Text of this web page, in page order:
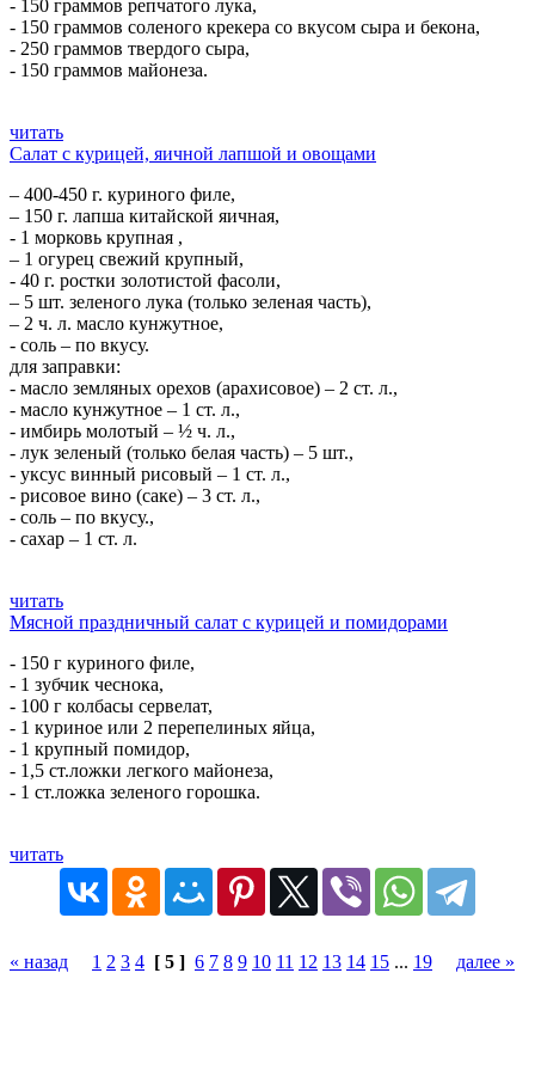
- 150 граммов репчатого лука,
- 150 граммов соленого крекера со вкусом сыра и бекона,
- 250 граммов твердого сыра,
- 150 граммов майонеза.
читать
Салат с курицей, яичной лапшой и овощами
– 400-450 г. куриного филе,
– 150 г. лапша китайской яичная,
- 1 морковь крупная ,
– 1 огурец свежий крупный,
- 40 г. ростки золотистой фасоли,
– 5 шт. зеленого лука (только зеленая часть),
– 2 ч. л. масло кунжутное,
- соль – по вкусу.
для заправки:
- масло земляных орехов (арахисовое) – 2 ст. л.,
- масло кунжутное – 1 ст. л.,
- имбирь молотый – ½ ч. л.,
- лук зеленый (только белая часть) – 5 шт.,
- уксус винный рисовый – 1 ст. л.,
- рисовое вино (саке) – 3 ст. л.,
- соль – по вкусу.,
- сахар – 1 ст. л.
читать
Мясной праздничный салат с курицей и помидорами
- 150 г куриного филе,
- 1 зубчик чеснока,
- 100 г колбасы сервелат,
- 1 куриное или 2 перепелиных яйца,
- 1 крупный помидор,
- 1,5 ст.ложки легкого майонеза,
- 1 ст.ложка зеленого горошка.
читать
« назад 1 2 3 4 [ 5 ] 6 7 8 9 10 11 12 13 14 15 ... 19 далее »